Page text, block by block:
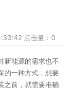
点击量： 0
能源的需求也不
的一种方式，想要
之前，就需要准确